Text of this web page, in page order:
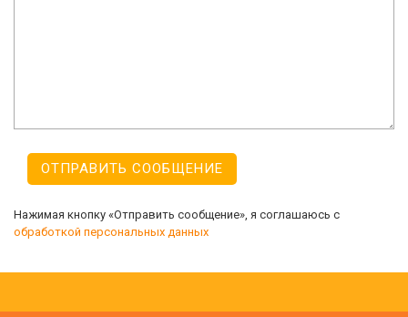
Нажимая кнопку «Отправить сообщение», я соглашаюсь с
обработкой персональных данных